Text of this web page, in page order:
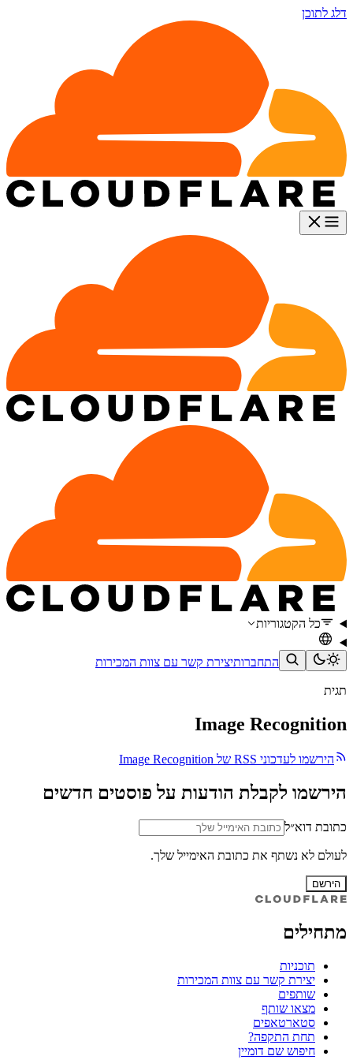
דלג לתוכן
כל הקטגוריות
התחברותיצירת קשר עם צוות המכירות
תגית
Image Recognition
הירשמו לעדכוני RSS של Image Recognition
הירשמו לקבלת הודעות על פוסטים חדשים
כתובת דוא״ל
לעולם לא נשתף את כתובת האימייל שלך.
הירשם
מתחילים
תוכניות
יצירת קשר עם צוות המכירות
שותפים
מצאו שותף
סטארטאפים
תחת התקפה?
חיפוש שם דומיין